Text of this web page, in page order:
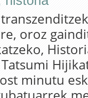
oroz
minutu